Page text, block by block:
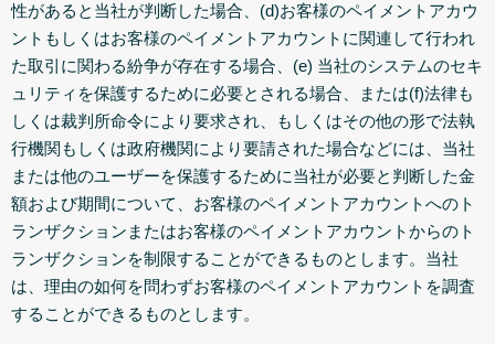
性があると当社が判断した場合、(d)お客様のペイメントアカウ
ントもしくはお客様のペイメントアカウントに関連して行われ
た取引に関わる紛争が存在する場合、(e) 当社のシステムのセキ
ュリティを保護するために必要とされる場合、または(f)法律も
しくは裁判所命令により要求され、もしくはその他の形で法執
行機関もしくは政府機関により要請された場合などには、当社
または他のユーザーを保護するために当社が必要と判断した金
額および期間について、お客様のペイメントアカウントへのト
ランザクションまたはお客様のペイメントアカウントからのト
ランザクションを制限することができるものとします。当社
は、理由の如何を問わずお客様のペイメントアカウントを調査
することができるものとします。